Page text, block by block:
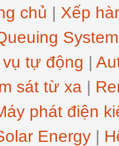
chủ | Xếp
System
tự động |
sát từ xa |
phát điện
Energy |